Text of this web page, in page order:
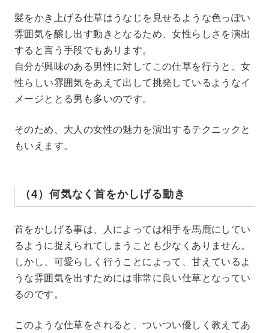
髪をかき上げる仕草はうなじを見せるような色っぽい
雰囲気を醸し出す動きとなるため、女性らしさを演出
すると言う手段でもあります。
自分が興味のある男性に対してこの仕草を行うと、女
性らしい雰囲気をあえて出して挑発しているようなイ
メージととる男も多いのです。
そのため、大人の女性の魅力を演出するテクニックと
もいえます。
（4）何気なく首をかしげる動き
首をかしげる事は、人によっては相手を馬鹿にしてい
るように捉えられてしまうことも少なくありません。
しかし、可愛らしく行うことによって、甘えているよ
うな雰囲気を出すためには非常に良い仕草となってい
るのです。
このような仕草をされると、ついつい優しく教えてあ